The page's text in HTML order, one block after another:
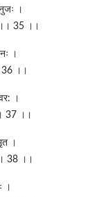
।
।। 35 ।।
।
36 ।।
।
37 ।।
।
38 ।।
।